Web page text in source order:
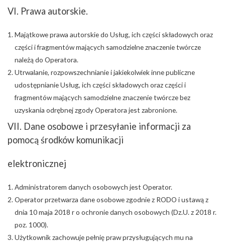
VI. Prawa autorskie.
Majątkowe prawa autorskie do Usług, ich części składowych oraz
części i fragmentów mających samodzielne znaczenie twórcze
należą do Operatora.
Utrwalanie, rozpowszechnianie i jakiekolwiek inne publiczne
udostępnianie Usług, ich części składowych oraz części i
fragmentów mających samodzielne znaczenie twórcze bez
uzyskania odrębnej zgody Operatora jest zabronione.
VII. Dane osobowe i przesyłanie informacji za
pomocą środków komunikacji
elektronicznej
Administratorem danych osobowych jest Operator.
Operator przetwarza dane osobowe zgodnie z RODO i ustawą z
dnia 10 maja 2018 r o ochronie danych osobowych (Dz.U. z 2018 r.
poz. 1000).
Użytkownik zachowuje pełnię praw przysługujących mu na